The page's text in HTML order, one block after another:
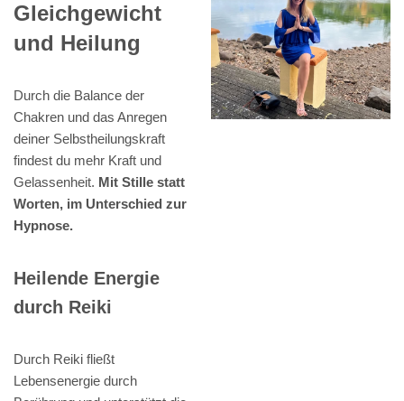
Gleichgewicht
und Heilung
Durch die Balance der
Chakren und das Anregen
deiner Selbstheilungskraft
findest du mehr Kraft und
Gelassenheit. Mit Stille statt
Worten, im Unterschied zur
Hypnose.
Heilende Energie
durch Reiki
Durch Reiki fließt
Lebensenergie durch